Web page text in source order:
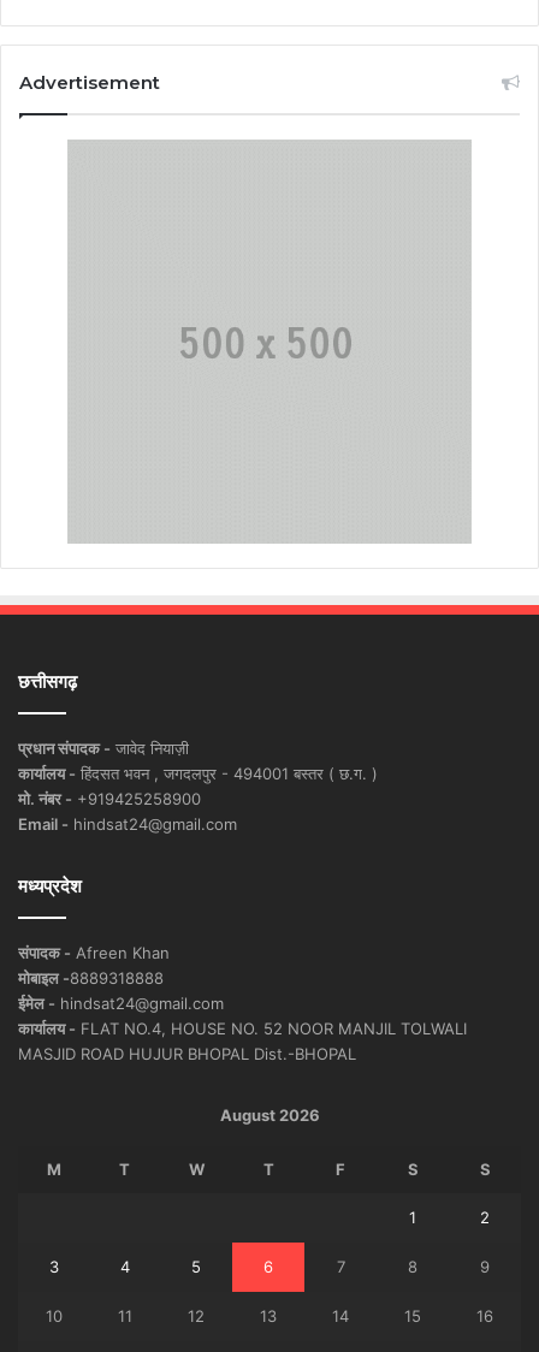
Advertisement
छत्तीसगढ़
प्रधान संपादक - जावेद नियाज़ी
कार्यालय - हिंदसत भवन , जगदलपुर - 494001 बस्तर ( छ.ग. )
मो. नंबर - +919425258900
Email - hindsat24@gmail.com
मध्यप्रदेश
संपादक - Afreen Khan
मोबाइल -8889318888
ईमेल - hindsat24@gmail.com
कार्यालय - FLAT NO.4, HOUSE NO. 52 NOOR MANJIL TOLWALI
MASJID ROAD HUJUR BHOPAL Dist.-BHOPAL
August 2026
M T W T F S S
1 2
3 4 5 6 7 8 9
10 11 12 13 14 15 16